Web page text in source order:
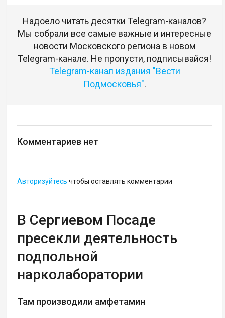
Надоело читать десятки Telegram-каналов?
Мы собрали все самые важные и интересные
новости Московского региона в новом
Telegram-канале. Не пропусти, подписывайся!
Telegram-канал издания "Вести
Подмосковья".
Комментариев нет
Авторизуйтесь чтобы оставлять комментарии
В Сергиевом Посаде
пресекли деятельность
подпольной
нарколаборатории
Там производили амфетамин